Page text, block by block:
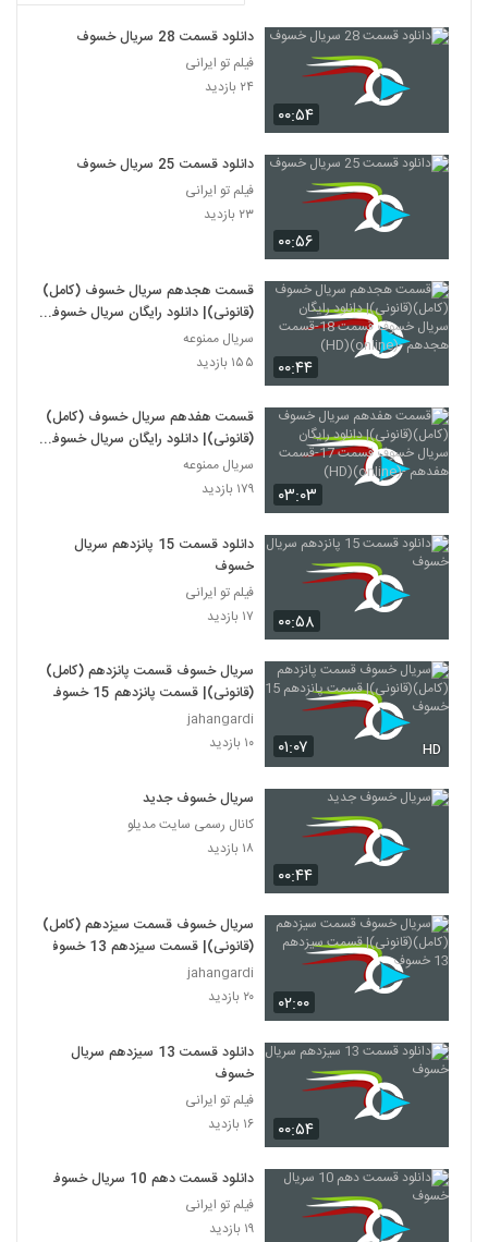
۰۰:۵۴
دانلود قسمت 28 سریال خسوف
فیلم تو ایرانی
۲۴ بازدید
۰۰:۵۶
دانلود قسمت 25 سریال خسوف
فیلم تو ایرانی
۲۳ بازدید
۰۰:۴۴
قسمت هجدهم سریال خسوف (کامل)
(قانونی)| دانلود رایگان سریال خسوف
قسمت 18-قسمت هجدهم -
(online)(HD)
سریال ممنوعه
۱۵۵ بازدید
۰۳:۰۳
قسمت هفدهم سریال خسوف (کامل)
(قانونی)| دانلود رایگان سریال خسوف
(HD)
سریال ممنوعه
۱۷۹ بازدید
۰۰:۵۸
دانلود قسمت 15 پانزدهم سریال
خسوف
فیلم تو ایرانی
۱۷ بازدید
۰۱:۰۷ HD
سریال خسوف قسمت پانزدهم (کامل)
(قانونی)| قسمت پانزدهم 15 خسوف
jahangardi
۱۰ بازدید
۰۰:۴۴
سریال خسوف جدید
کانال رسمی سایت مدیلو
۱۸ بازدید
۰۲:۰۰
سریال خسوف قسمت سیزدهم (کامل)
(قانونی)| قسمت سیزدهم 13 خسوف
jahangardi
۲۰ بازدید
۰۰:۵۴
دانلود قسمت 13 سیزدهم سریال
خسوف
فیلم تو ایرانی
۱۶ بازدید
دانلود قسمت دهم 10 سریال خسوف
فیلم تو ایرانی
۱۹ بازدید